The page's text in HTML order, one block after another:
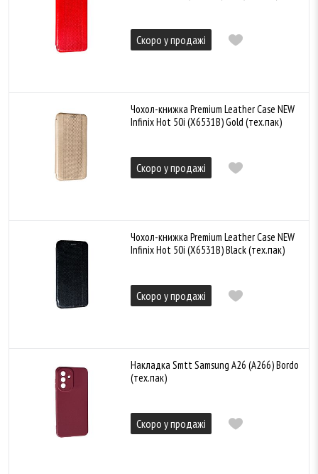
Скоро у продажі
Чохол-книжка Premium Leather Case NEW
Infinix Hot 50i (X6531B) Gold (тех.пак)
Скоро у продажі
Чохол-книжка Premium Leather Case NEW
Infinix Hot 50i (X6531B) Black (тех.пак)
Скоро у продажі
Накладка Smtt Samsung A26 (A266) Bordo
(тех.пак)
Скоро у продажі